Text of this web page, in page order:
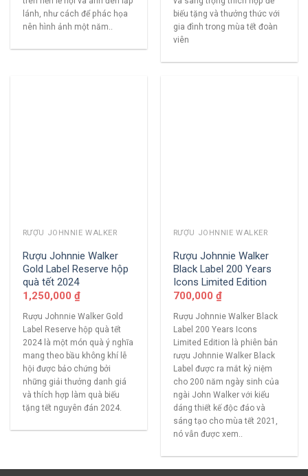
lánh, như cách để phác họa
nên hình ảnh một năm..
biếu tặng và thưởng thức với
gia đình trong mùa tết đoàn
viên
RƯỢU JOHNNIE WALKER
Rượu Johnnie Walker
Gold Label Reserve hộp
quà tết 2024
1,250,000 ₫
Rượu Johnnie Walker Gold
Label Reserve hộp quà tết
2024 là một món quà ý nghĩa
mang theo bầu không khí lễ
hội được bảo chứng bởi
những giải thưởng danh giá
và thích hợp làm quà biếu
tặng tết nguyên đán 2024.
RƯỢU JOHNNIE WALKER
Rượu Johnnie Walker
Black Label 200 Years
Icons Limited Edition
700,000 ₫
Rượu Johnnie Walker Black
Label 200 Years Icons
Limited Edition là phiên bản
rượu Johnnie Walker Black
Label được ra mắt kỷ niệm
cho 200 năm ngày sinh của
ngài John Walker với kiểu
dáng thiết kế độc đáo và
sáng tạo cho mùa tết 2021,
nó vẫn được xem..